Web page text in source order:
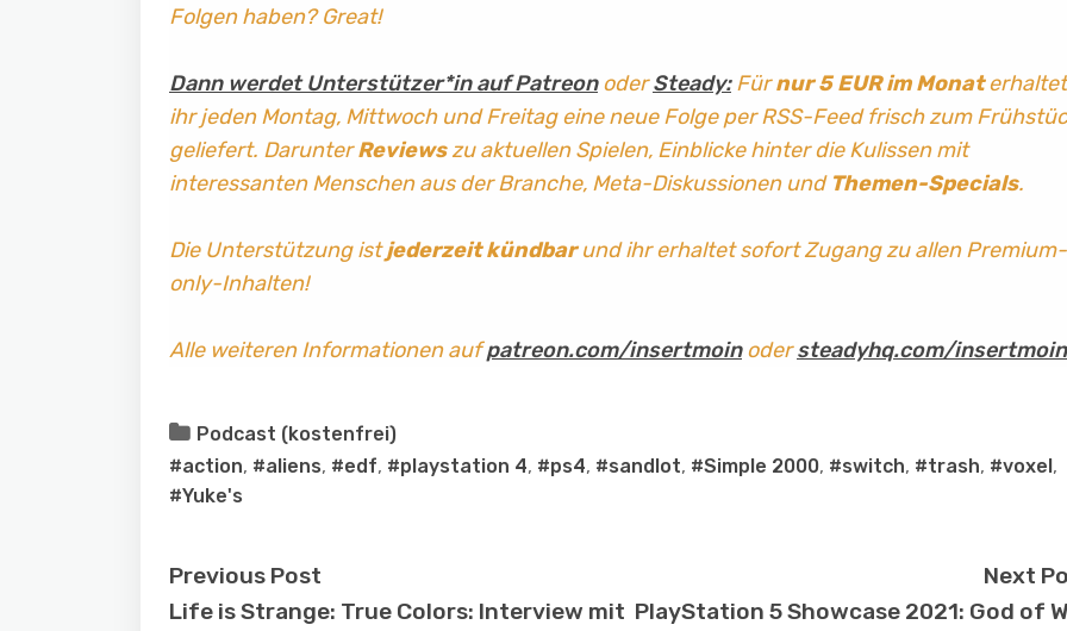
Folgen haben? Great!
Dann werdet Unterstützer*in auf PatreonoderSteady:Fürnur 5 EUR im Monaterhaltet
ihr jeden Montag, Mittwoch und Freitag eine neue Folge per RSS-Feed frisch zum
geliefert. DarunterReviewszu aktuellen Spielen, Einblicke hinter die Kulissen mit
interessanten Menschen aus der Branche, Meta-Diskussionen und Themen-Specials.
Die Unterstützung istjederzeit kündbarund ihr erhaltet sofort Zugang zu allen Premium-
only-Inhalten!
Alle weiteren Informationen aufpatreon.com/insertmoinodersteadyhq.com/insertmoin
Podcast (kostenfrei)
#action, #aliens, #edf, #playstation 4, #ps4, #sandlot, #Simple 2000, #switch, #trash, #voxel,
#Yuke's
Previous Post
Life is Strange: True Colors: Interview mit
Next
PlayStation 5 Showcase 2021: God of